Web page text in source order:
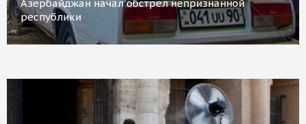
Азербайджан начал обстрел непризнанной
республики